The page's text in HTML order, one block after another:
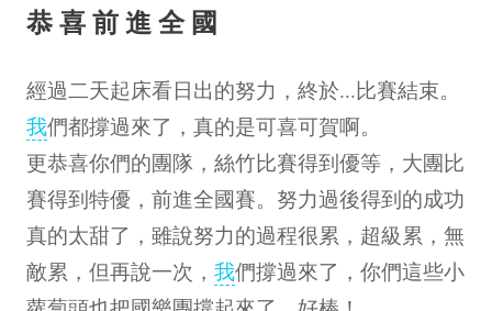
恭喜前進全國
經過二天起床看日出的努力，終於...比賽結束。
我們都撐過來了，真的是可喜可賀啊。
更恭喜你們的團隊，絲竹比賽得到優等，大團比
賽得到特優，前進全國賽。努力過後得到的成功
真的太甜了，雖說努力的過程很累，超級累，無
敵累，但再說一次， 我們撐過來了，你們這些小